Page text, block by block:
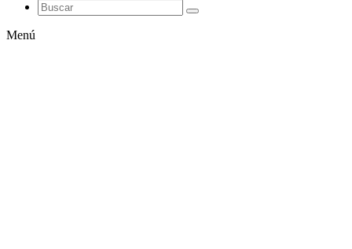
Menú